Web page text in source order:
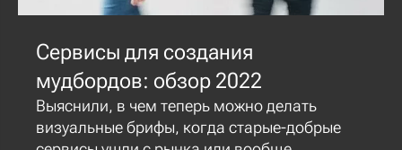
Сервисы для создания
мудбордов: обзор 2022
Выяснили, в чем теперь можно делать
визуальные брифы, когда старые-добрые